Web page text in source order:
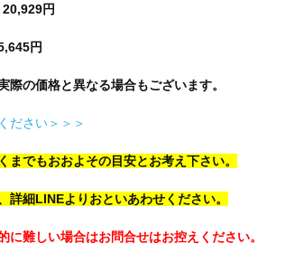
20,929円
円
の価格と異なる場合もございます。
ださい＞＞＞
までもおおよその目安とお考え下さい。
詳細LINEよりおといあわせください。
難しい場合はお問合せはお控えください。